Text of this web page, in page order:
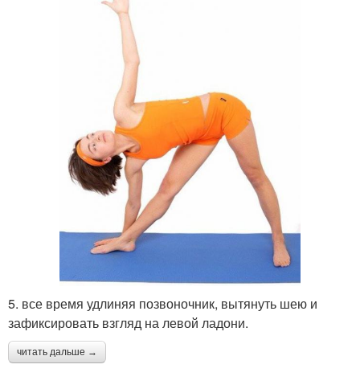
5. все время удлиняя позвоночник, вытянуть шею и
зафиксировать взгляд на левой ладони.
читать дальше →